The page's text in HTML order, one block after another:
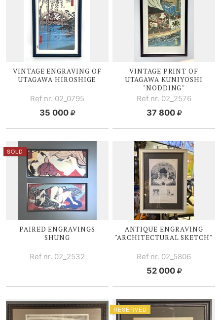
VINTAGE ENGRAVING OF
UTAGAWA HIROSHIGE
Ref nr. 02_0795
35 000
VINTAGE PRINT OF
UTAGAWA KUNIYOSHI
"NODDING"
Ref nr. 02_2576
37 800
PAIRED ENGRAVINGS
SHUNG
Ref nr. 02_2532
SOLD
ANTIQUE ENGRAVING
"ARCHITECTURAL SKETCH"
Ref nr. 02_5806
52 000
RESERVED